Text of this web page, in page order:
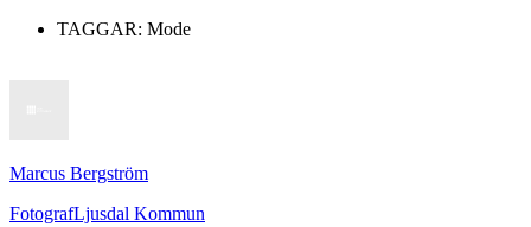
TAGGAR: Mode
Marcus Bergström
FotografLjusdal Kommun